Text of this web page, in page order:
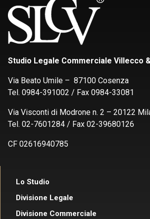
Studio Legale Commerciale Villecco
Via Beato Umile – 87100 Cosenza
Tel. 0984-391002 / Fax 0984-33081
Via Visconti di Modrone n. 2 – 20122
Tel. 02-7601284 / Fax 02-39680126
CF 02616940785
Lo Studio
Divisione Legale
Divisione Commerciale